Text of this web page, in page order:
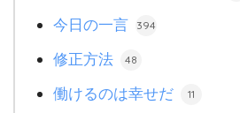
今日の一言 394
修正方法 48
働けるのは幸せだ 11